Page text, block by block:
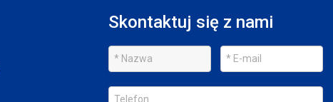
Skontaktuj się z nami